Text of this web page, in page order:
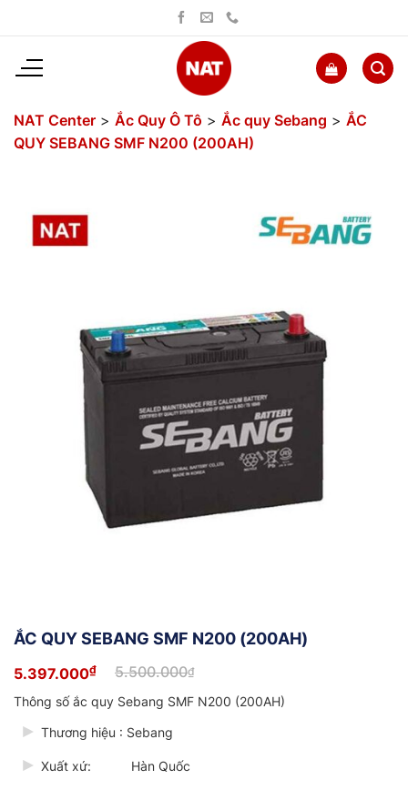
dung
NAT Center > Ắc Quy Ô Tô > Ắc quy Sebang > ẮC
QUY SEBANG SMF N200 (200AH)
ẮC QUY SEBANG SMF N200 (200AH)
5.500.000₫
Giá
là:
5.397.000₫
Giá
tại
5.397.000₫.
Thông số ắc quy Sebang SMF N200 (200AH)
Thương hiệu : Sebang
Xuất xứ: Hàn Quốc